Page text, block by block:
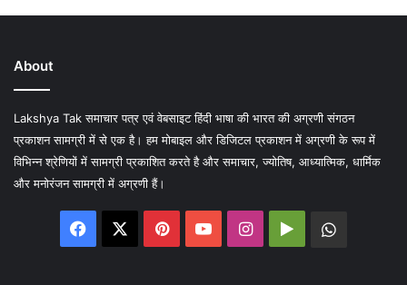
About
Lakshya Tak समाचार पत्र एवं वेबसाइट हिंदी भाषा की भारत की अग्रणी संगठन
प्रकाशन सामग्री में से एक है। हम मोबाइल और डिजिटल प्रकाशन में अग्रणी के रूप में
विभिन्न श्रेणियों में सामग्री प्रकाशित करते है और समाचार, ज्योतिष, आध्यात्मिक, धार्मिक
और मनोरंजन सामग्री में अग्रणी हैं।
Facebook PinterestYouTubeInstagram
Google